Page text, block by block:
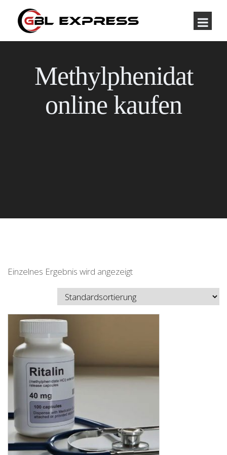
Methylphenidat
online kaufen
Einzelnes Ergebnis wird angezeigt